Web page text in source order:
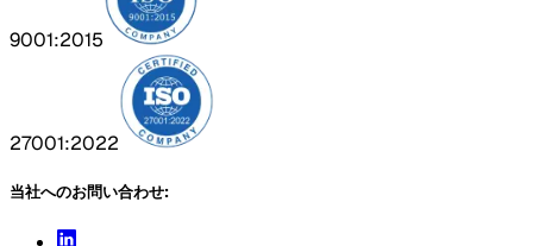
9001:2015
27001:2022
当社へのお問い合わせ: